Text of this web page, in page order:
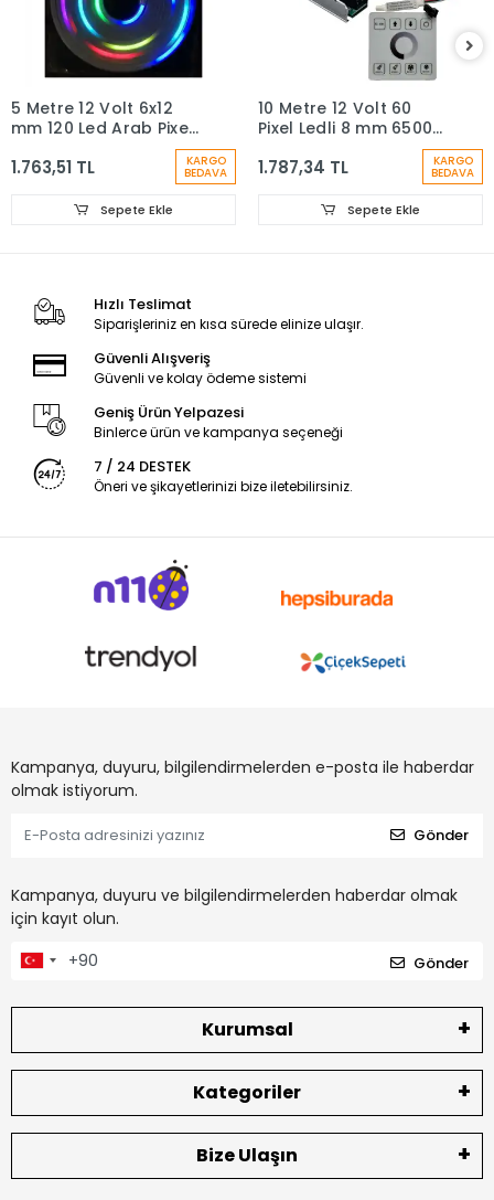
5 Metre 12 Volt 6x12
mm 120 Led Argb Pixel
Adaptör 14 Tuş RF
1.763,51 TL KARGO
BEDAVA
Sepete Ekle
10 Metre 12 Volt 60
Pixel Ledli 8 mm 6500K
Dokunmatik Duvar
Trafo Set
1.787,34 TL KARGO
BEDAVA
Sepete Ekle
Hızlı Teslimat
Siparişleriniz en kısa sürede elinize ulaşır.
Güvenli Alışveriş
Güvenli ve kolay ödeme sistemi
Geniş Ürün Yelpazesi
Binlerce ürün ve kampanya seçeneği
7 / 24 DESTEK
Öneri ve şikayetlerinizi bize iletebilirsiniz.
Kampanya, duyuru, bilgilendirmelerden e-posta ile haberdar
olmak istiyorum.
Gönder
Kampanya, duyuru ve bilgilendirmelerden haberdar olmak
için kayıt olun.
Gönder
Kurumsal
Kategoriler
Bize Ulaşın